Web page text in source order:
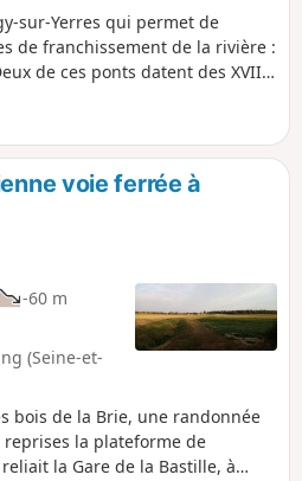
sur-Yerres qui permet de
de franchissement de la rivière :
de ces ponts datent des XVIIe
profite de ce parcours pour
(privé) qui est un bel endroit.
voie ferrée à
-60 m
(Seine-et-
bois de la Brie, une randonnée
la plateforme de
la Gare de la Bastille, à